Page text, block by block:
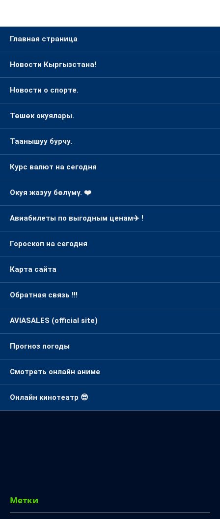
Главная страница
Новости Кыргызстана!
Новости о спорте.
Төшөк окуялары.
Таанышуу бурчу.
Курс валют на сегодня
Окуя жазуу бөлүмү. ❤️
Авиабилеты по выгодным ценам✈️ !
Гороскоп на сегодня
Карта сайта
Обратная связь !!!
AVIASALES (official site)
Прогноз погоды
Смотреть онлайн аниме
Онлайн кинотеатр 😎
Метки